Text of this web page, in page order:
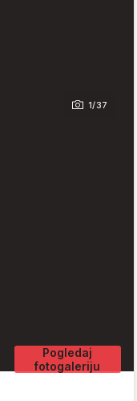
1/37
Pogledaj
fotogaleriju